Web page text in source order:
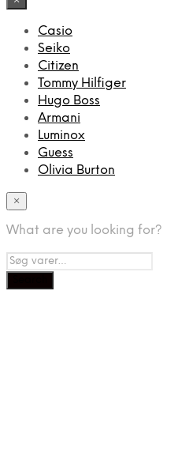
Casio
Seiko
Citizen
Tommy Hilfiger
Hugo Boss
Armani
Luminox
Guess
Olivia Burton
×
What are you looking for?